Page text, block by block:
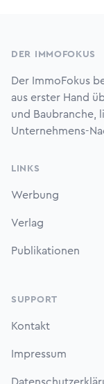
DER IMMOFOKUS
Der ImmoFokus
aus erster Hand
und Baubranche,
Unternehmens-
LINKS
Werbung
Verlag
Publikationen
SUPPORT
Kontakt
Impressum